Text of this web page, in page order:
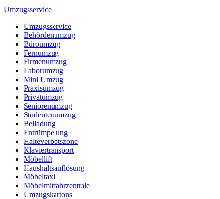
Umzugsservice
Umzugsservice
Behördenumzug
Büroumzug
Fernumzug
Firmenumzug
Laborumzug
Mini Umzug
Praxisumzug
Privatumzug
Seniorenumzug
Studentenumzug
Beiladung
Entrümpelung
Halteverbotszone
Klaviertransport
Möbellift
Haushaltsauflösung
Möbeltaxi
Möbelmitfahrzentrale
Umzugskartons